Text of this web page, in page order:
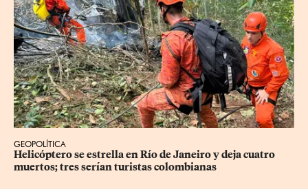
GEOPOLÍTICA
Helicóptero se estrella en Río de Janeiro y deja cuatro
muertos; tres serían turistas colombianas